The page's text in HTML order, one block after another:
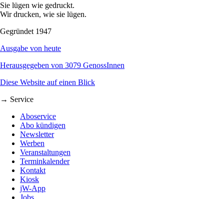
Sie lügen wie gedruckt.
Wir drucken, wie sie lügen.
Gegründet 1947
Ausgabe von heute
Herausgegeben von 3079 GenossInnen
Diese Website auf einen Blick
→ Service
Aboservice
Abo kündigen
Newsletter
Werben
Veranstaltungen
Terminkalender
Kontakt
Kiosk
jW-App
Jobs